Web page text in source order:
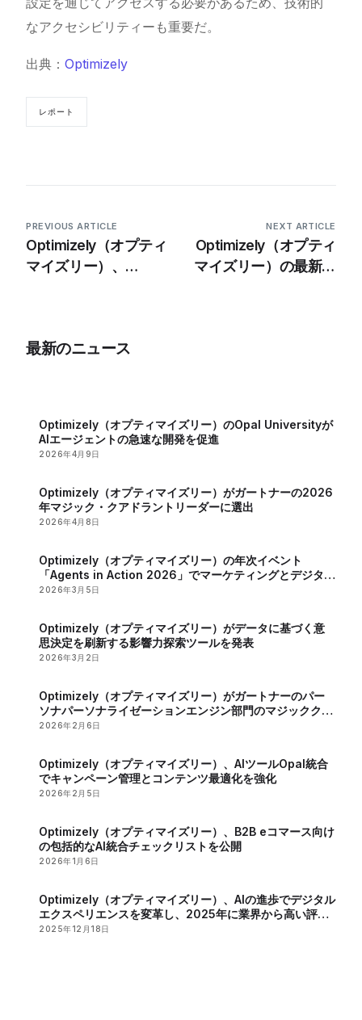
なアクセシビリティーも重要だ。
出典：Optimizely
レポート
PREVIOUS ARTICLE
Optimizely（オプティ
マイズリー）、
NEXT ARTICLE
Optimizely（オプティ
マイズリー）の最新調
最新のニュース
Optimizely（オプティマイズリー）のOpal Universityが
AIエージェントの急速な開発を促進
2026年4月9日
Optimizely（オプティマイズリー）がガートナーの2026
年マジック・クアドラントリーダーに選出
2026年4月8日
Optimizely（オプティマイズリー）の年次イベント
「Agents in Action 2026」でマーケティングとデジタル
戦略におけるAIの役割が明らかに
2026年3月5日
Optimizely（オプティマイズリー）がデータに基づく意
思決定を刷新する影響力探索ツールを発表
2026年3月2日
Optimizely（オプティマイズリー）がガートナーのパー
ソナパーソナライゼーションエンジン部門のマジッククア
ドラントで2年連続のリーダーに認定
2026年2月6日
Optimizely（オプティマイズリー）、AIツールOpal統合
でキャンペーン管理とコンテンツ最適化を強化
2026年2月5日
Optimizely（オプティマイズリー）、B2B eコマース向け
の包括的なAI統合チェックリストを公開
2026年1月6日
Optimizely（オプティマイズリー）、AIの進歩でデジタル
エクスペリエンスを変革し、2025年に業界から高い評価
を獲得
2025年12月18日